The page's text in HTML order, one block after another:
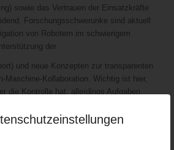
sowie das Vertrauen der Einsatzkräfte
Forschungsschwerunke sind aktuell
von Robotern im schwierigem
der
und neue Konzepten zur transparenten
Maschine-Kollaboration. Wichtig ist hier,
die Kontrolle hat, allerdings Aufgaben
Wissenstransfer in die Praxis ist hier